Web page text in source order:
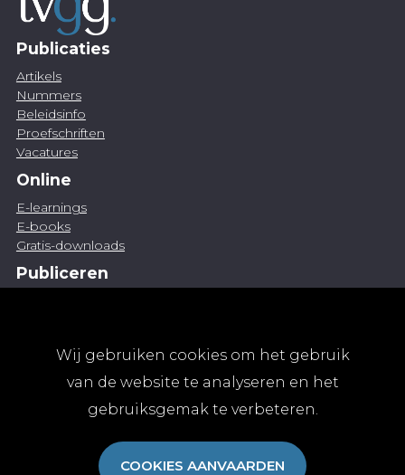
Wij gebruiken cookies om het gebruik
van de website te analyseren en het
gebruiksgemak te verbeteren.
COOKIES AANVAARDEN
Publicaties
Artikels
Nummers
Beleidsinfo
Proefschriften
Vacatures
Online
E-learnings
E-books
Gratis-downloads
Publiceren
Abonnementen
Algemene abonnementsvoorwaarden